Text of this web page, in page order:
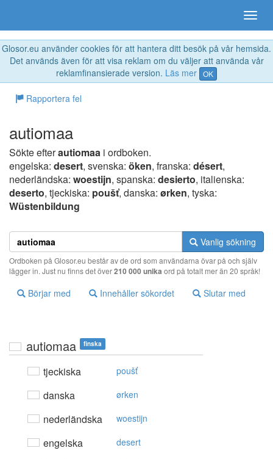
Glosor.eu använder cookies för att hantera ditt besök på vår hemsida.
Det används även för att visa reklam om du väljer att använda vår
reklamfinansierade version. Läs mer OK
Rapportera fel
autiomaa
Sökte efterautiomaa i ordboken.
engelska: desert, svenska: öken, franska: désert,
nederländska: woestijn, spanska: desierto, italienska:
deserto, tjeckiska: poušť, danska: ørken, tyska:
Wüstenbildung
Vanlig sökning
Ordboken på Glosor.eu består av de ord som användarna övar på och själv
lägger in. Just nu finns det över210 000 unika ord på totalt mer än 20 språk!
Börjar med Innehåller sökordet Slutar med
autiomaa finska
tjeckiska poušť
danska ørken
nederländska woestijn
engelska desert